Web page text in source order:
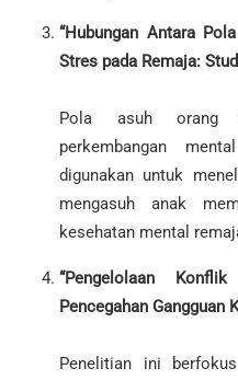
“Hubungan Antara
Stres pada Remaja:
Pola asuh orang
perkembangan
digunakan untuk
mengasuh anak
kesehatan mental
“Pengelolaan
Pencegahan Gangguan
Penelitian ini